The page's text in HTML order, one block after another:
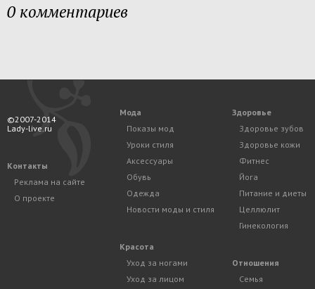
0 комментариев
©2007-2014
Lady-live.ru
Контакты
Реклама на сайте
О проекте
Мода
Показы мод
Уроки стиля
Аксессуары
Обувь
Одежда
Новости моды и стиля
Красота
Уход за ногами
Уход за лицом
Здоровье
Здоровье зубов
Здоровье кожи
Фитнес
Йога
Питание и диеты
Целлюлит
Гинекология
Отношения
Семья